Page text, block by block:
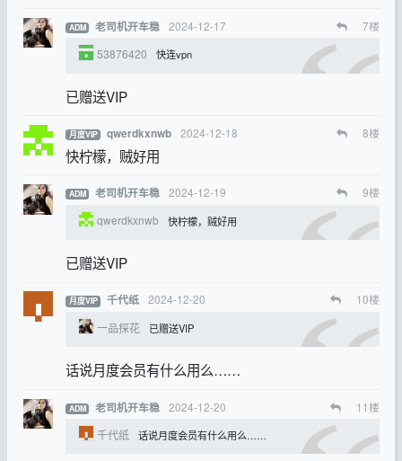
ADM 老司机开车稳 2024-12-17 7楼
53876420
快连vpn
已赠送VIP
月度VIP qwerdkxnwb 2024-12-18 8楼
快柠檬，贼好用
ADM 老司机开车稳 2024-12-19 9楼
qwerdkxnwb
快柠檬，贼好用
已赠送VIP
月度VIP 千代纸 2024-12-20 10楼
一品探花
已赠送VIP
话说月度会员有什么用么……
ADM 老司机开车稳 2024-12-20 11楼
千代纸
话说月度会员有什么用么……